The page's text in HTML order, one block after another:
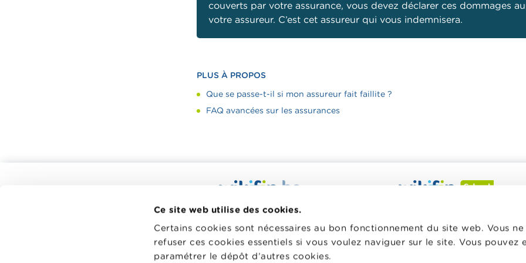
Ce site web utilise des cookies.
Certains cookies sont nécessaires au bon fonctionnement du site web. Vous
refuser ces cookies essentiels si vous voulez naviguer sur le site. Vous pouvez
paramétrer le dépôt d’autres cookies.
couverts par votre assurance, vous devez déclarer ces dommages
votre assureur. C’est cet assureur qui vous indemnisera.
PLUS À PROPOS
Que se passe-t-il si mon assureur fait faillite ?
FAQ avancées sur les assurances
Wikifin.be veut vous aider dans vos
à votre disposition une information
indépendante, fiable et pratique. Il est
sans aucun lien avec les acteurs
pédagogique varié et des
les aider à faire de l’éducation